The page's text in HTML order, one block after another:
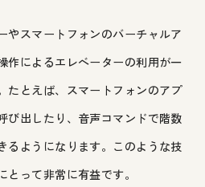
やスマートフォンのバーチャルア
作によるエレベーターの利用が一
たとえば、スマートフォンのアプ
び出したり、音声コマンドで階数
るようになります。このような技
って非常に有益です。